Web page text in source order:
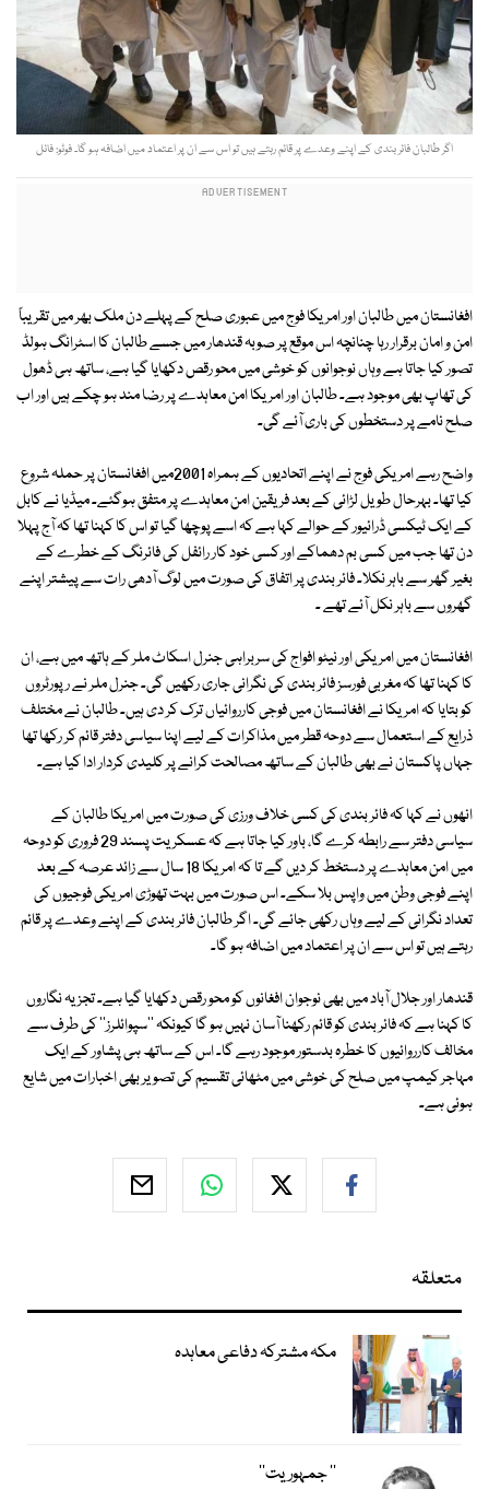
اگر طالبان فائر بندی کے اپنے وعدے پر قائم رہتے ہیں تو اس سے ان پر اعتماد میں اضافہ ہو گا۔ فوٹو: فائل
افغانستان میں طالبان اور امریکا فوج میں عبوری صلح کے پہلے دن ملک بھر میں تقریباً
امن و امان برقرار رہا چنانچہ اس موقع پر صوبہ قندھار میں جسے طالبان کا اسٹرانگ ہولڈ
تصور کیا جاتا ہے وہاں نوجوانوں کو خوشی میں محو رقص دکھایا گیا ہے، ساتھ ہی ڈھول
کی تھاپ بھی موجود ہے۔ طالبان اور امریکا امن معاہدے پر رضا مند ہو چکے ہیں اور اب
صلح نامے پر دستخطوں کی باری آئے گی۔
واضح رہے امریکی فوج نے اپنے اتحادیوں کے ہمراہ 2001میں افغانستان پر حملہ شروع
کیا تھا۔ بہرحال طویل لڑائی کے بعد فریقین امن معاہدے پر متفق ہوگئے۔ میڈیا نے کابل
کے ایک ٹیکسی ڈرائیور کے حوالے کہا ہے کہ اسے پوچھا گیا تو اس کا کہنا تھا کہ آج پہلا
دن تھا جب میں کسی بم دھماکے اور کسی خود کار رائفل کی فائرنگ کے خطرے کے
بغیر گھر سے باہر نکلا۔ فائر بندی پر اتفاق کی صورت میں لوگ آدھی رات سے پیشتر اپنے
گھروں سے باہر نکل آئے تھے ۔
افغانستان میں امریکی اور نیٹو افواج کی سربراہی جنرل اسکاٹ ملر کے ہاتھ میں ہے، ان
کا کہنا تھا کہ مغربی فورسز فائر بندی کی نگرانی جاری رکھیں گی۔ جنرل ملر نے رپورٹروں
کو بتایا کہ امریکا نے افغانستان میں فوجی کارروائیاں ترک کر دی ہیں۔ طالبان نے مختلف
ذرایع کے استعمال سے دوحہ قطر میں مذاکرات کے لیے اپنا سیاسی دفتر قائم کر رکھا تھا
جہاں پاکستان نے بھی طالبان کے ساتھ مصالحت کرانے پر کلیدی کردار ادا کیا ہے۔
انھوں نے کہا کہ فائر بندی کی کسی خلاف ورزی کی صورت میں امریکا طالبان کے
سیاسی دفتر سے رابطہ کرے گا، باور کیا جاتا ہے کہ عسکریت پسند 29 فروری کو دوحہ
میں امن معاہدے پر دستخط کر دیں گے تا کہ امریکا 18 سال سے زائد عرصہ کے بعد
اپنے فوجی وطن میں واپس بلا سکے۔ اس صورت میں بہت تھوڑی امریکی فوجیوں کی
تعداد نگرانی کے لیے وہاں رکھی جائے گی۔ اگر طالبان فائر بندی کے اپنے وعدے پر قائم
رہتے ہیں تو اس سے ان پر اعتماد میں اضافہ ہو گا۔
قندھار اور جلال آباد میں بھی نوجوان افغانوں کو محو رقص دکھایا گیا ہے۔ تجزیہ نگاروں
کا کہنا ہے کہ فائر بندی کو قائم رکھنا آسان نہیں ہو گا کیونکہ ''سپوائلرز'' کی طرف سے
مخالف کارروائیوں کا خطرہ بدستور موجود رہے گا۔ اس کے ساتھ ہی پشاور کے ایک
مہاجر کیمپ میں صلح کی خوشی میں مٹھائی تقسیم کی تصویر بھی اخبارات میں شایع
ہوئی ہے۔
متعلقہ
مکہ مشترکہ دفاعی معاہدہ
’’ جمہوریت‘‘